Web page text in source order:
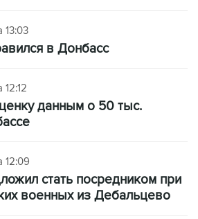
13:03
в Донбасс
данным о 50 тыс.
12:09
стать посредником при
военных из Дебальцево